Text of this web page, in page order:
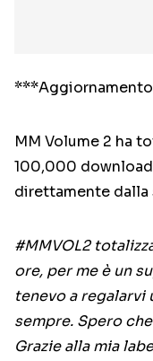
MM Volume 2 ha
100,000
direttamente dalla
#MMVOL2
ore, per me è un
tenevo a
sempre. Spero
Grazie alla mia